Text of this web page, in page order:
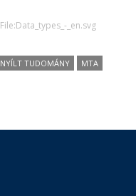
_en.svg
NYÍLT TUDOMÁNY
MTA